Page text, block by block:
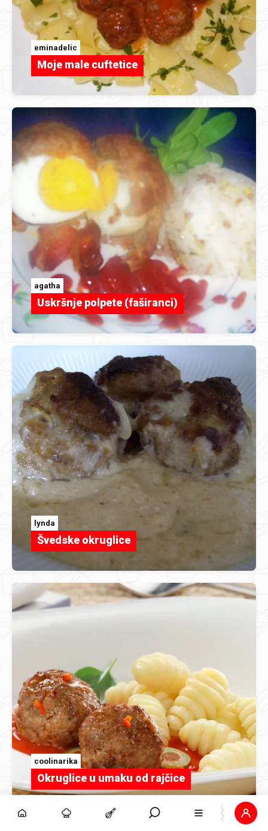
eminadelic
Moje male cuftetice
agatha
Uskršnje polpete (faširanci)
lynda
Švedske okruglice
coolinarika
Okruglice u umaku od rajčice